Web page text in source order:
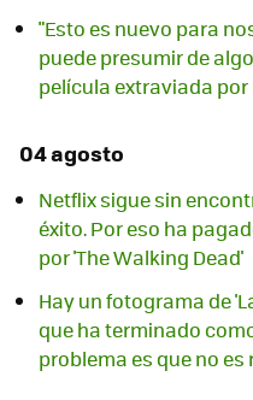
"Esto es nuevo para
puede presumir de
película extraviada por
04 agosto
Netflix sigue sin
éxito. Por eso ha
por 'The Walking Dead'
Hay un fotograma de
que ha terminado
problema es que no es